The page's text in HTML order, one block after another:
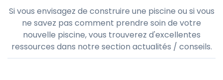
Si vous envisagez de construire une piscine ou si vous
ne savez pas comment prendre soin de votre
nouvelle piscine, vous trouverez d'excellentes
ressources dans notre section actualités / conseils.